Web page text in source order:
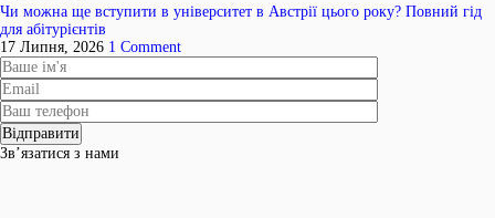
Чи можна ще вступити в університет в Австрії цього року? Повний гід
для абітурієнтів
17 Липня, 2026 1 Comment
Зв’язатися з нами